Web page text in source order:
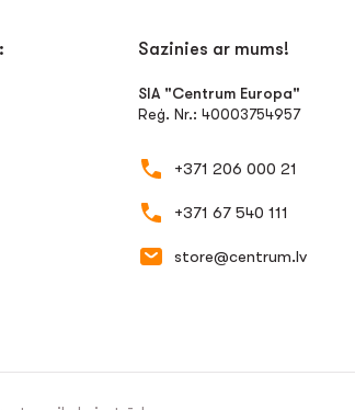
Sazinies ar mums!
SIA "Centrum Europa"
Reģ. Nr.: 40003754957
+371 206 000 21
+371 67 540 111
store@centrum.lv